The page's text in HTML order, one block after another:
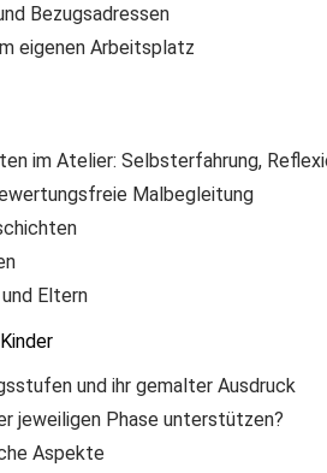
Bezugsadressen
eigenen Arbeitsplatz
im Atelier: Selbsterfahrung,
Malbegleitung
Eltern
und ihr gemalter Ausdruck
jeweiligen Phase unterstützen?
Aspekte